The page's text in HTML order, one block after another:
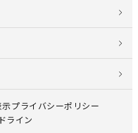
示プライバシーポリシー
ライン